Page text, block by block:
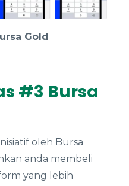
Gold
#3 Bursa
oleh Bursa
anda membeli
yang lebih